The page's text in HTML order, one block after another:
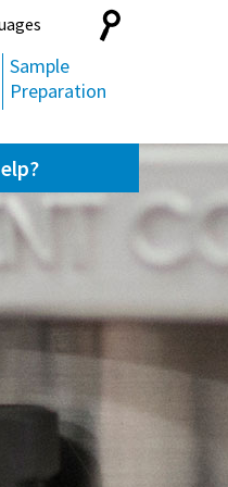
Search
for:
Sample
Preparation